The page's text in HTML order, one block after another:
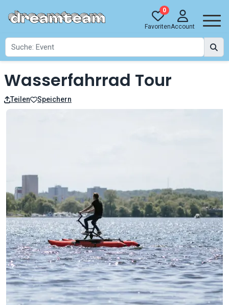
0
FavoritenAccount
Wasserfahrrad Tour
Teilen Speichern